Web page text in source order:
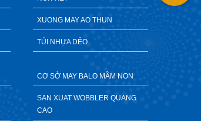
XUONG MAY AO THUN
TÚI NHỰA DẺO
CƠ SỞ MAY BALO MẦM NON
SAN XUAT WOBBLER QUANG
CAO